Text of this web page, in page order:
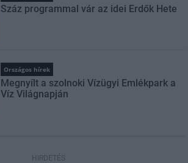
Száz programmal vár az idei Erdők Hete
Országos hírek
Megnyílt a szolnoki Vízügyi Emlékpark a
Víz Világnapján
HIRDETÉS